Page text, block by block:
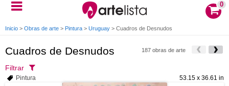
0
Inicio > Obras de arte > Pintura > Uruguay > Cuadros de Desnudos
Cuadros de Desnudos 187 obras de arte
Filtrar
53.15 x 36.61 in
Pintura